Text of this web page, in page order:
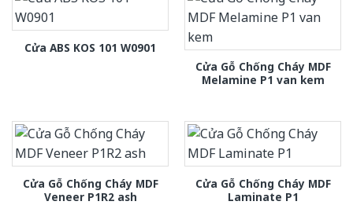
Cửa ABS KOS 101 W0901
Cửa Gỗ Chống Cháy MDF
Melamine P1 van kem
Cửa Gỗ Chống Cháy MDF
Veneer P1R2 ash
Cửa Gỗ Chống Cháy MDF
Laminate P1